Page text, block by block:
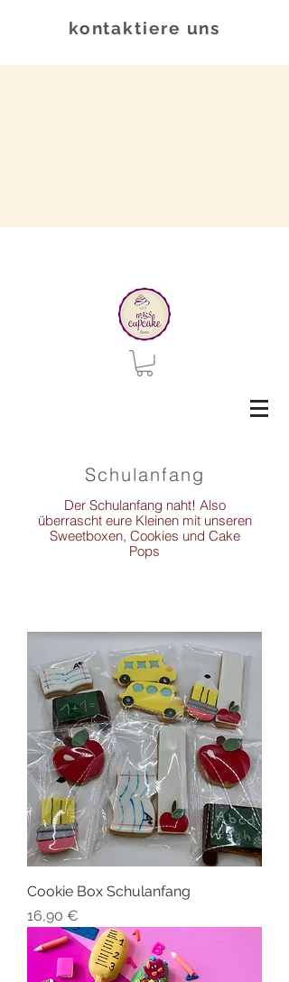
kontaktiere uns
Schulanfang
Der Schulanfang naht! Also
überrascht eure Kleinen mit unseren
Sweetboxen, Cookies und Cake
Pops
Cookie Box Schulanfang
Preis
16,90 €